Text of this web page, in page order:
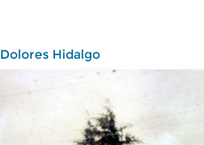
Dolores Hidalgo